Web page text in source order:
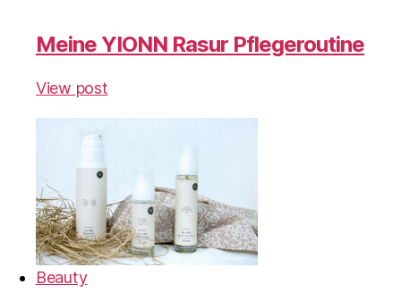
Meine YIONN Rasur Pflegeroutine
View post
Beauty